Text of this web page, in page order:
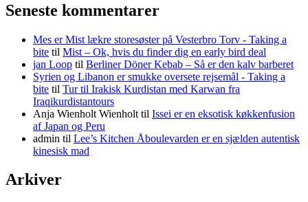
Seneste kommentarer
Mes er Mist lækre storesøster på Vesterbro Torv - Taking a
bite til Mist – Ok, hvis du finder dig en early bird deal
jan Loop til Berliner Döner Kebab – Så er den kalv barberet
Syrien og Libanon er smukke oversete rejsemål - Taking a
bite til Tur til Irakisk Kurdistan med Karwan fra
Iraqikurdistantours
Anja Wienholt Wienholt til Issei er en eksotisk køkkenfusion
af Japan og Peru
admin til Lee’s Kitchen Åboulevarden er en sjælden autentisk
kinesisk mad
Arkiver